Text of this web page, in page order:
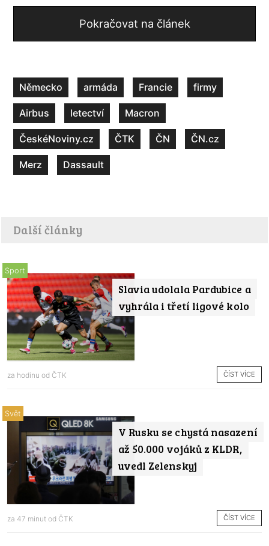
Pokračovat na článek
Německo armáda Francie firmy
Airbus letectví Macron
ČeskéNoviny.cz ČTK ČN ČN.cz
Merz Dassault
Další články
Slavia udolala Pardubice a
vyhrála i třetí ligové kolo
Sport
za hodinu od ČTK ČÍST VÍCE
V Rusku se chystá nasazení
až 50.000 vojáků z KLDR,
uvedl Zelenskyj
Svět
za 47 minut od ČTK ČÍST VÍCE